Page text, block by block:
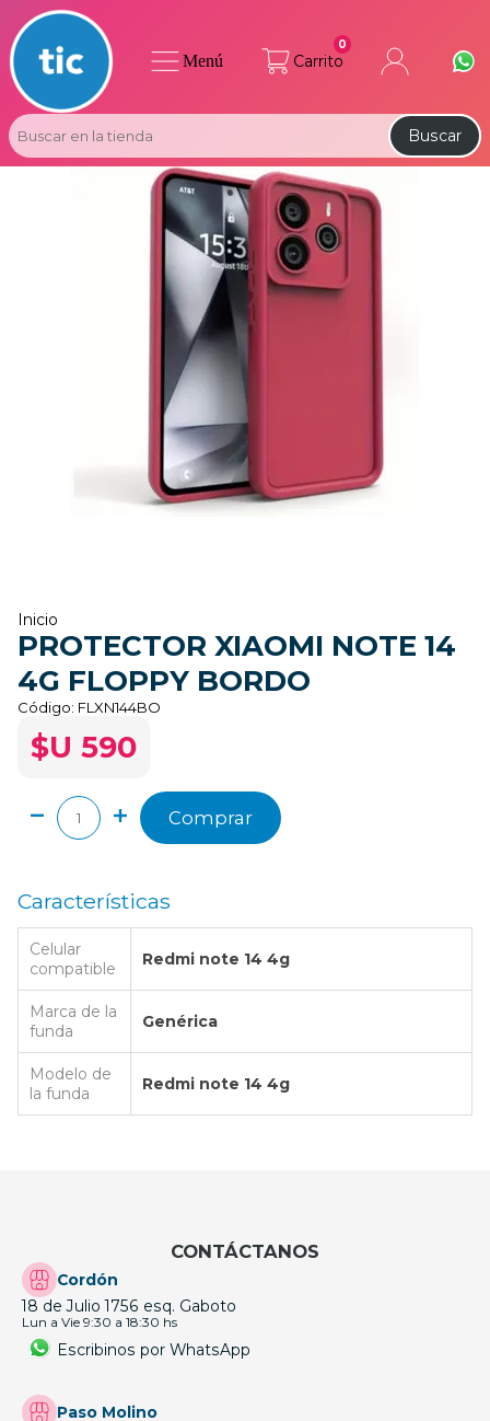
Carrito
0
Buscar
Menú
Inicio
PROTECTOR XIAOMI NOTE 14
4G FLOPPY BORDO
Código: FLXN144BO
$U 590
Comprar
Características
Celular
compatible
Redmi note 14 4g
Marca de la
funda
Genérica
Modelo de
la funda
Redmi note 14 4g
CONTÁCTANOS
Cordón
18 de Julio 1756 esq. Gaboto
Lun a Vie 9:30 a 18:30 hs
Escribinos por WhatsApp
Paso Molino